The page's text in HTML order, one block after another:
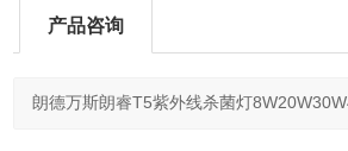
产品咨询